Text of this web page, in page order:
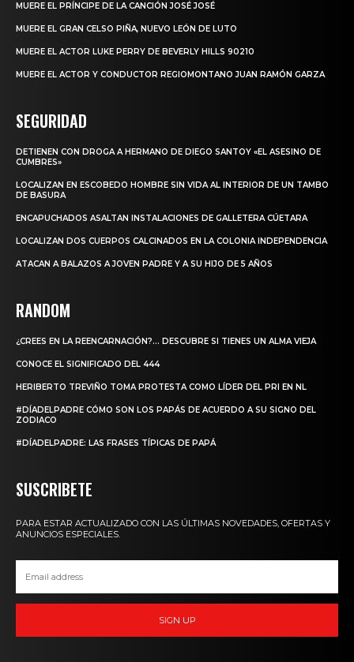
MUERE EL PRÍNCIPE DE LA CANCIÓN JOSÉ JOSÉ
MUERE EL GRAN CELSO PIÑA, NUEVO LEÓN DE LUTO
MUERE EL ACTOR LUKE PERRY DE BEVERLY HILLS 90210
MUERE EL ACTOR Y CONDUCTOR REGIOMONTANO JUAN RAMÓN GARZA
SEGURIDAD
DETIENEN CON DROGA A HERMANO DE DIEGO SANTOY «EL ASESINO DE
CUMBRES»
LOCALIZAN EN ESCOBEDO HOMBRE SIN VIDA AL INTERIOR DE UN TAMBO
DE BASURA
ENCAPUCHADOS ASALTAN INSTALACIONES DE GALLETERA CÚETARA
LOCALIZAN DOS CUERPOS CALCINADOS EN LA COLONIA INDEPENDENCIA
ATACAN A BALAZOS A JOVEN PADRE Y A SU HIJO DE 5 AÑOS
RANDOM
¿CREES EN LA REENCARNACIÓN?… DESCUBRE SI TIENES UN ALMA VIEJA
CONOCE EL SIGNIFICADO DEL 444
HERIBERTO TREVIÑO TOMA PROTESTA COMO LÍDER DEL PRI EN NL
#DÍADELPADRE CÓMO SON LOS PAPÁS DE ACUERDO A SU SIGNO DEL
ZODIACO
#DÍADELPADRE: LAS FRASES TÍPICAS DE PAPÁ
SUSCRIBETE
PARA ESTAR ACTUALIZADO CON LAS ÚLTIMAS NOVEDADES, OFERTAS Y
ANUNCIOS ESPECIALES.
SIGN UP